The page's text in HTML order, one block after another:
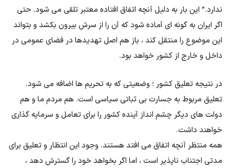
ندارد.” این بار به دلیل آنچه اتفاق افتاده معتبر تلقی می شود. حتی
اگر ایران به گونه ای آماده شود که آن را از سرش بیرون بکشد و بتواند
این موضوع را منتقل کند ، باز هم اصل تهدیدها در فضای عمومی در
داخل و خارج از کشور خواهد بود.
در نتیجه تعلیق کشور ؛ وضعیتی که به تحریم ها اضافه می شود.
تعلیق مربوط به جسارت بی ثباتی سیاسی است. هم مردم ما و هم
دولت های دیگر چشم انداز آینده کشور را برای تعامل و سرمایه گذاری
خواهند داشت.
همه منتظر آنچه اتفاق می افتد هستند. وجود این انتظار و تعلیق برای
مدتی اجتناب ناپذیر است ، اما اگر بخواهد خود را گسترش دهد ،